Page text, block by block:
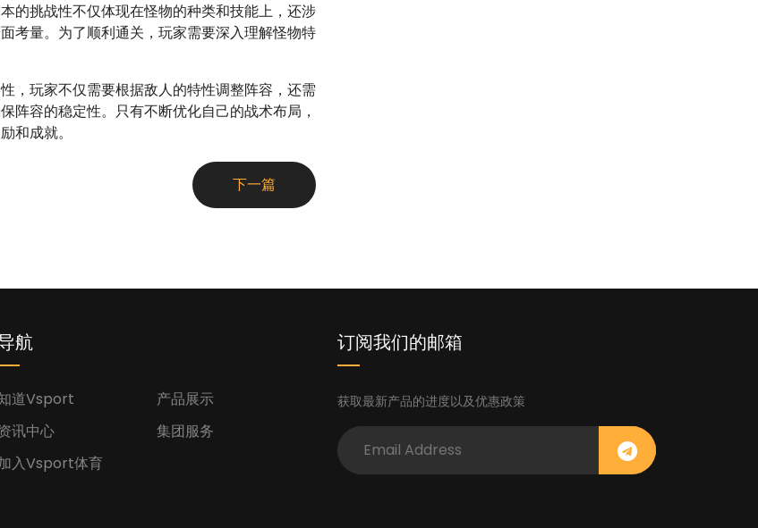
的挑战性不仅体现在怪物的种类和技能上，还涉
考量。为了顺利通关，玩家需要深入理解怪物特
，玩家不仅需要根据敌人的特性调整阵容，还需
阵容的稳定性。只有不断优化自己的战术布局，
和成就。
下一篇
航
道Vsport
产品展示
讯中心
集团服务
入Vsport体育
订阅我们的邮箱
获取最新产品的进度以及优惠政策